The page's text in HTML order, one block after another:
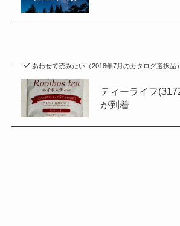
あわせて読みたい（2018年7月のカタログ選択品）
ティーライフ
が到着